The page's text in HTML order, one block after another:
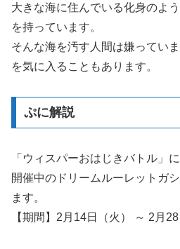
大きな海に住んでいる化身のよ
を持っています。
そんな海を汚す人間は嫌ってい
を気に入ることもあります。
ぷに解説
「ウィスパーおはじきバトル」に
開催中のドリームルーレットガ
ます。
【期間】2月14日（火） ～ 2月28